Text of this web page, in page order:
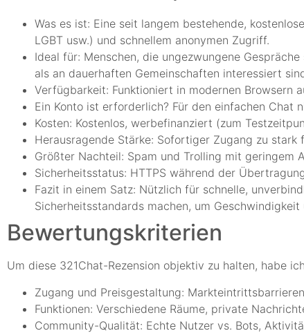
Was es ist: Eine seit langem bestehende,
LGBT usw.) und schnellem anonymen Zugriff.
Ideal für: Menschen, die ungezwungene
als an dauerhaften Gemeinschaften interessiert
Verfügbarkeit: Funktioniert in modernen Browsern
Ein Konto ist erforderlich? Für den einfachen Chat
Kosten: Kostenlos, werbefinanziert (zum
Herausragende Stärke: Sofortiger Zugang zu
Größter Nachteil: Spam und Trolling mit geringem
Sicherheitsstatus: HTTPS während der
Fazit in einem Satz: Nützlich für schnelle,
Sicherheitsstandards machen, um
Bewertungskriterien
Um diese 321Chat-Rezension objektiv zu halten, habe
Zugang und Preisgestaltung:
Funktionen: Verschiedene Räume, private
Community-Qualität: Echte Nutzer vs. Bots,